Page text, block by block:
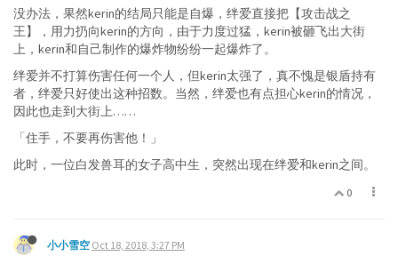
没办法，果然kerin的结局只能是自爆，绊爱直接把【攻击战之
王】，用力扔向kerin的方向，由于力度过猛，kerin被砸飞出大街
上，kerin和自己制作的爆炸物纷纷一起爆炸了。
绊爱并不打算伤害任何一个人，但kerin太强了，真不愧是银盾持有
者，绊爱只好使出这种招数。当然，绊爱也有点担心kerin的情况，
因此也走到大街上……
「住手，不要再伤害他！」
此时，一位白发兽耳的女子高中生，突然出现在绊爱和kerin之间。
0
小小雪空 Oct 18, 2018, 3:27 PM